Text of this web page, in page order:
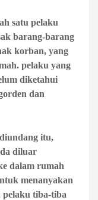
satu pelaku
barang-barang
korban, yang
pelaku yang
diketahui
dan
itu,
diluar
dalam rumah
menanyakan
pelaku tiba-tiba